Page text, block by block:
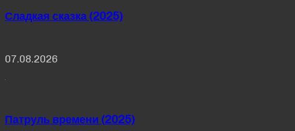
Сладкая сказка (2025)
07.08.2026
Патруль времени (2025)